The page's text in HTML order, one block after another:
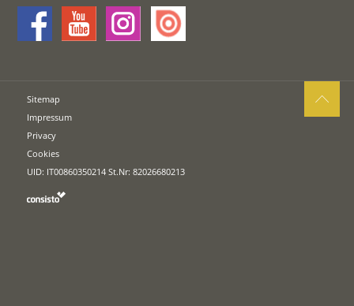
Sitemap
Impressum
Privacy
Cookies
UID: IT00860350214 St.Nr: 82026680213